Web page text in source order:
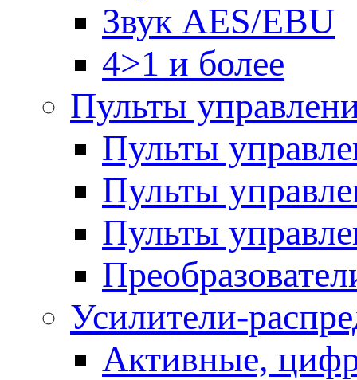
Звук AES/EBU
4>1 и более
Пульты
Пульты
Пульты
Пульты
Усилители-
Активные,